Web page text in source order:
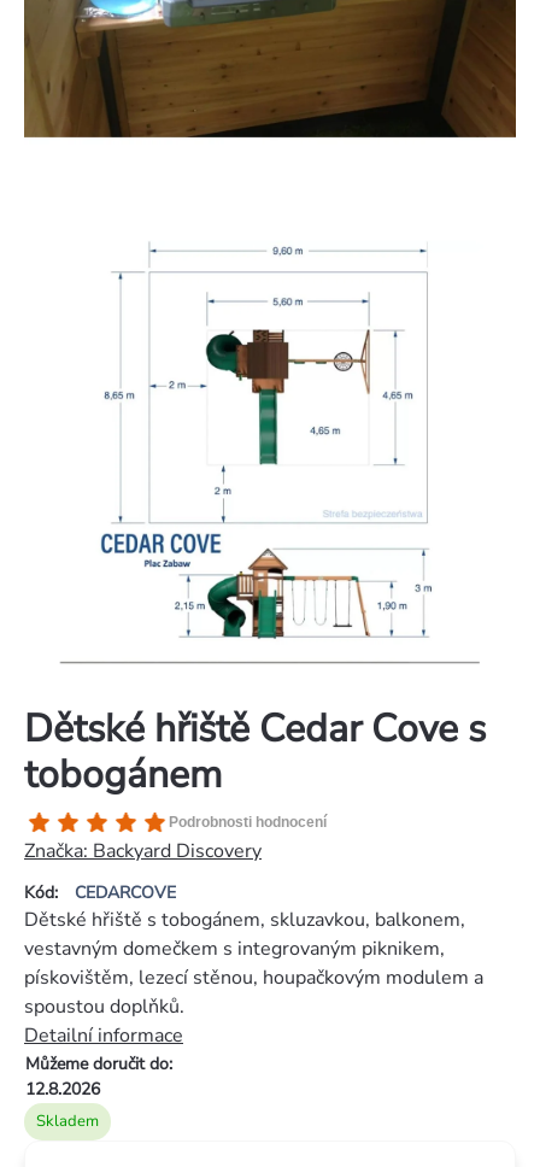
Dětské hřiště Cedar Cove s
tobogánem
Kód: CEDARCOVE
Průměrné
hodnocení
produktu
je
5
hvězdiček.
Podrobnosti hodnocení
Značka: Backyard Discovery
Skladem
Můžeme doručit do:
12.8.2026
Dětské hřiště s tobogánem, skluzavkou, balkonem,
vestavným domečkem s integrovaným piknikem,
pískovištěm, lezecí stěnou, houpačkovým modulem a
spoustou doplňků.
Detailní informace